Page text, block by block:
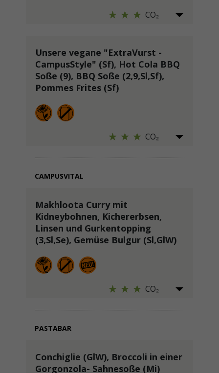
CO₂
Unsere vegane "ExtraVurst -
CampusStyle" (Sf), Hot Cola BBQ
Soße (9), BBQ Soße (2,9,Sl,Sf),
Pommes Frites (Sf)
CO₂
CAMPUSVITAL
Makhloota Curry mit
Kidneybohnen, Kichererbsen,
Linsen und Gurkentopping
(3,Sl,Se), Gemüse Bulgur (Sl,GlW)
CO₂
PASTABAR
Conchiglie (GlW), Broccoli in einer
Gorgonzola- Sahnesoße (Mi)